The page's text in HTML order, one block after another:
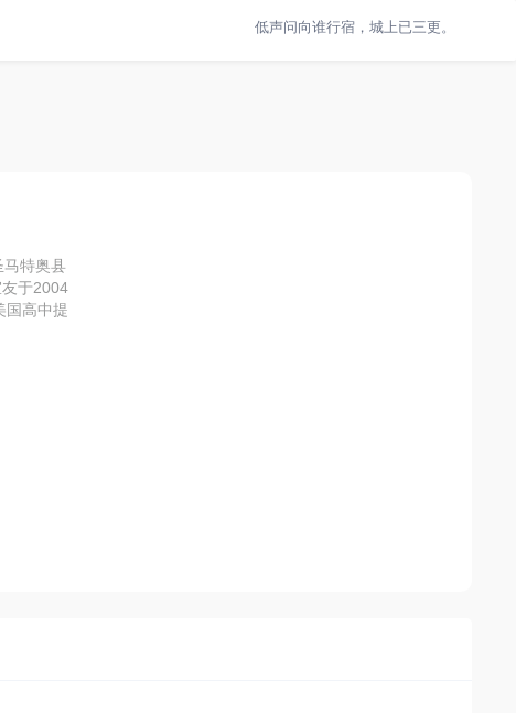
低声问向谁行宿，城上已三更。
马特奥县
于2004
国高中提